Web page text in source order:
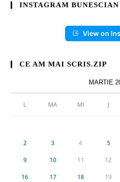
INSTAGRAM BUNESCIAN
View on
CE AM MAI SCRIS.ZIP
MARTIE
L MA MI J
2 3 4 5
9 10 11 12
16 17 18 19